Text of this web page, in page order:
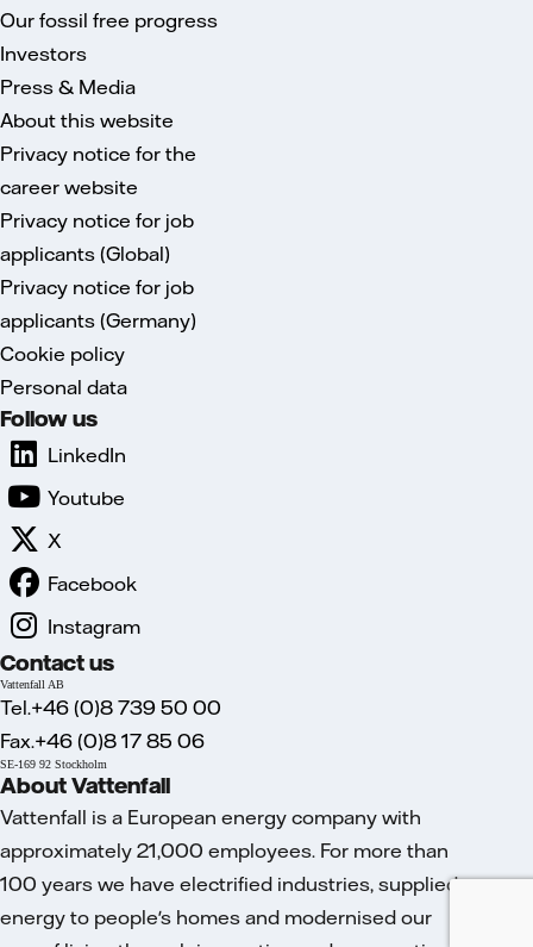
Our fossil free progress
Investors
Press & Media
About this website
Privacy notice for the
career website
Privacy notice for job
applicants (Global)
Privacy notice for job
applicants (Germany)
Cookie policy
Personal data
Follow us
LinkedIn
Youtube
X
Facebook
Instagram
Contact us
Vattenfall AB
Tel.+46 (0)8 739 50 00
Fax.+46 (0)8 17 85 06
SE-169 92 Stockholm
About Vattenfall
Vattenfall is a European energy company with
approximately 21,000 employees. For more than
100 years we have electrified industries, supplied
energy to people's homes and modernised our